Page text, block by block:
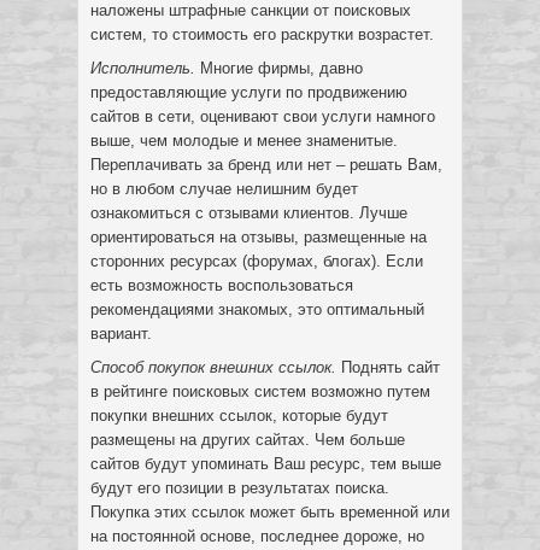
наложены штрафные санкции от поисковых
систем, то стоимость его раскрутки возрастет.
Исполнитель. Многие фирмы, давно
предоставляющие услуги по продвижению
сайтов в сети, оценивают свои услуги намного
выше, чем молодые и менее знаменитые.
Переплачивать за бренд или нет – решать Вам,
но в любом случае нелишним будет
ознакомиться с отзывами клиентов. Лучше
ориентироваться на отзывы, размещенные на
сторонних ресурсах (форумах, блогах). Если
есть возможность воспользоваться
рекомендациями знакомых, это оптимальный
вариант.
Способ покупок внешних ссылок. Поднять сайт
в рейтинге поисковых систем возможно путем
покупки внешних ссылок, которые будут
размещены на других сайтах. Чем больше
сайтов будут упоминать Ваш ресурс, тем выше
будут его позиции в результатах поиска.
Покупка этих ссылок может быть временной или
на постоянной основе, последнее дороже, но